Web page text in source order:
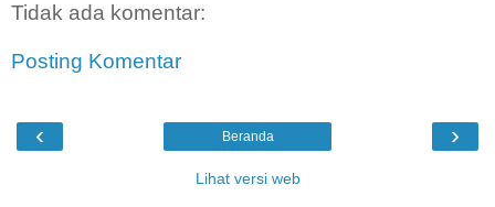
Tidak ada komentar:
Posting Komentar
‹ ›
Beranda
Lihat versi web